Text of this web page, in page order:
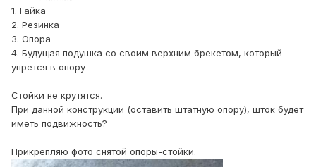
1. Гайка
2. Резинка
3. Опора
4. Будущая подушка со своим верхним брекетом, который
упрется в опору
Стойки не крутятся.
При данной конструкции (оставить штатную опору), шток будет
иметь подвижность?
Прикрепляю фото снятой опоры-стойки.